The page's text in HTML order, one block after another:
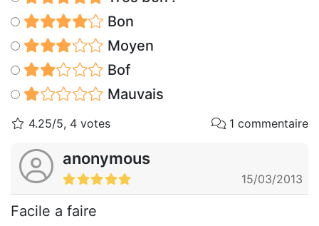
Bon
Moyen
Bof
Mauvais
4.25/5, 4 votes 1 commentaire
anonymous
15/03/2013
Facile a faire